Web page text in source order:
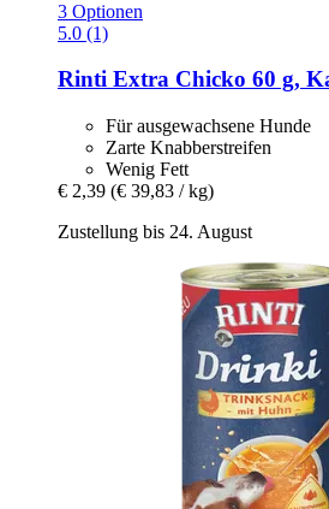
3 Optionen
5.0 (1)
Rinti Extra Chicko 60 g,
Für ausgewachsene Hunde
Zarte Knabberstreifen
Wenig Fett
€ 2,39 (€ 39,83 / kg)
Zustellung bis 24. August